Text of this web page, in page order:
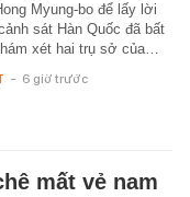
Myung-bo để lấy lời
sát Hàn Quốc đã bất
xét hai trụ sở của…
- 6 giờ trước
mất vẻ nam